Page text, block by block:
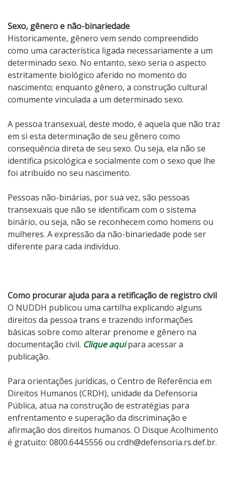
Sexo, gênero e não-binariedade
Historicamente, gênero vem sendo compreendido
como uma característica ligada necessariamente a um
determinado sexo. No entanto, sexo seria o aspecto
estritamente biológico aferido no momento do
nascimento; enquanto gênero, a construção cultural
comumente vinculada a um determinado sexo.
A pessoa transexual, deste modo, é aquela que não traz
em si esta determinação de seu gênero como
consequência direta de seu sexo. Ou seja, ela não se
identifica psicológica e socialmente com o sexo que lhe
foi atribuído no seu nascimento.
Pessoas não-binárias, por sua vez, são pessoas
transexuais que não se identificam com o sistema
binário, ou seja, não se reconhecem como homens ou
mulheres. A expressão da não-binariedade pode ser
diferente para cada indivíduo.
Como procurar ajuda para a retificação de registro civil
O NUDDH publicou uma cartilha explicando alguns
direitos da pessoa trans e trazendo informações
básicas sobre como alterar prenome e gênero na
documentação civil. Clique aquipara acessar a
publicação.
Para orientações jurídicas, o Centro de Referência em
Direitos Humanos (CRDH), unidade da Defensoria
Pública, atua na construção de estratégias para
enfrentamento e superação da discriminação e
afirmação dos direitos humanos. O Disque Acolhimento
é gratuito: 0800.644.5556 ou crdh@defensoria.rs.def.br.